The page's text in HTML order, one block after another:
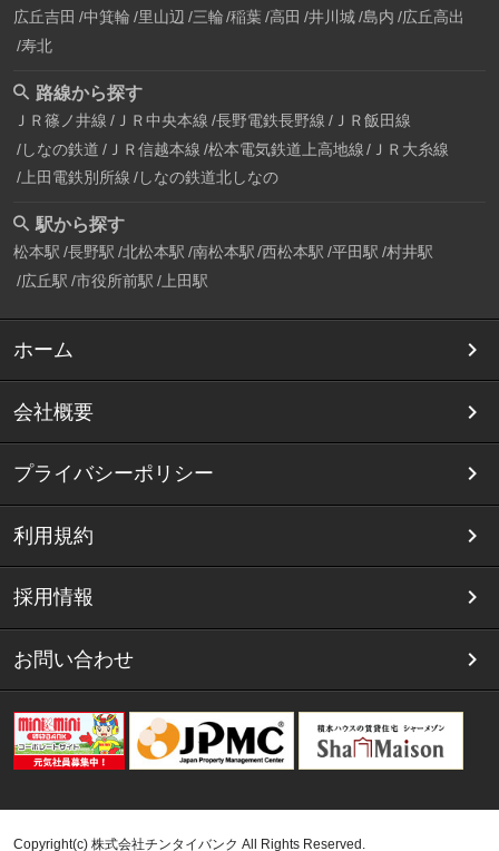
広丘吉田 中箕輪 里山辺 三輪 稲葉 高田 井川城 島内 広丘高出
寿北
路線から探す
ＪＲ篠ノ井線 ＪＲ中央本線 長野電鉄長野線 ＪＲ飯田線
しなの鉄道 ＪＲ信越本線 松本電気鉄道上高地線
ＪＲ大糸線
上田電鉄別所線 しなの鉄道北しなの
駅から探す
松本駅 長野駅 北松本駅 南松本駅 西松本駅 平田駅 村井駅
広丘駅 市役所前駅 上田駅
ホーム
会社概要
プライバシーポリシー
利用規約
採用情報
お問い合わせ
Copyright(c) 株式会社チンタイバンク All Rights Reserved.